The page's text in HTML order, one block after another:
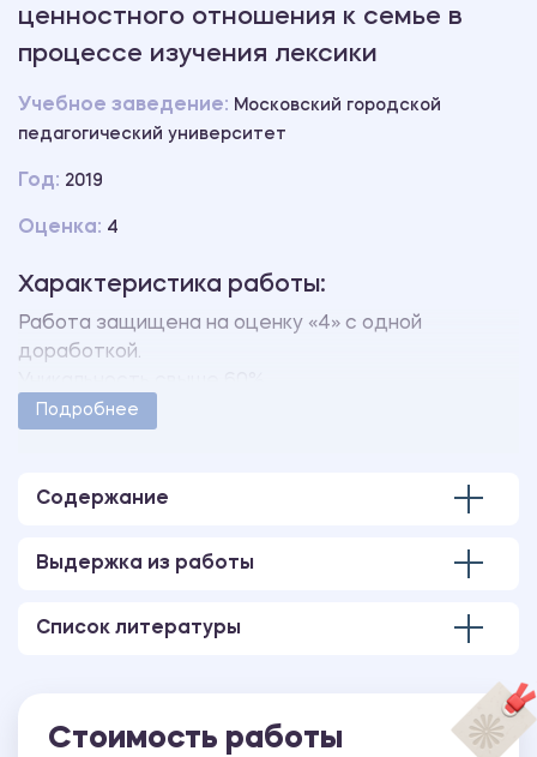
ценностного отношения к семье в
процессе изучения лексики
Учебное заведение: Московский городской
педагогический университет
Год: 2019
Оценка: 4
Характеристика работы:
Работа защищена на оценку «4» с одной
доработкой.
Работа оформлена в соответствии с
Подробнее
Содержание
Выдержка из работы
Список литературы
Стоимость работы